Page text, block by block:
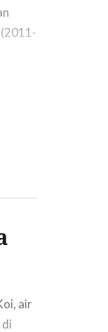
di
air